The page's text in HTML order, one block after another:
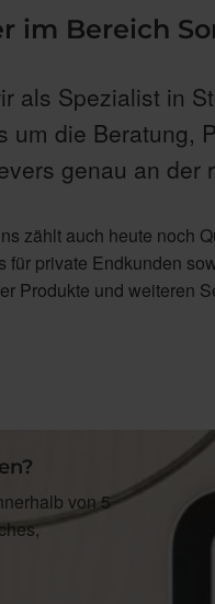
im Bereich
als Spezialist in
um die Beratung,
genau an der
zählt auch heute noch
private Endkunden
Produkte und weiteren
von 5